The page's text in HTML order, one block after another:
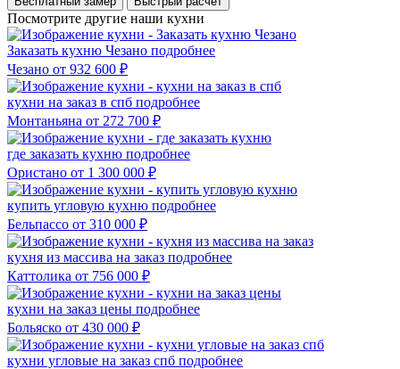
Посмотрите другие наши кухни
Заказать кухню Чезано подробнее
Чезано от 932 600 ₽
кухни на заказ в спб подробнее
Монтаньяна от 272 700 ₽
где заказать кухню подробнее
Ористано от 1 300 000 ₽
купить угловую кухню подробнее
Бельпассо от 310 000 ₽
кухня из массива на заказ подробнее
Каттолика от 756 000 ₽
кухни на заказ цены подробнее
Больяско от 430 000 ₽
кухни угловые на заказ спб подробнее